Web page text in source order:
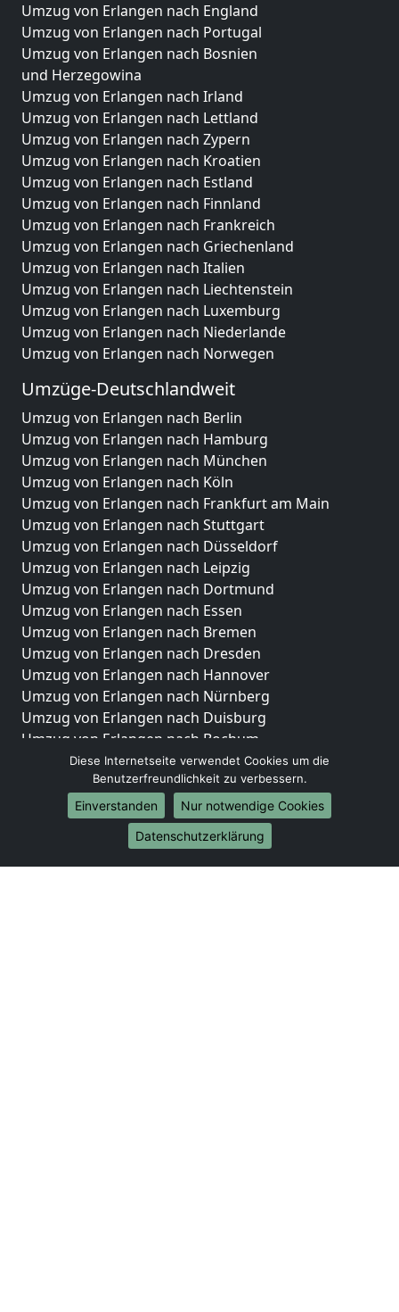
Umzug von Erlangen nach England
Umzug von Erlangen nach Portugal
Umzug von Erlangen nach Bosnien
und Herzegowina
Umzug von Erlangen nach Irland
Umzug von Erlangen nach Lettland
Umzug von Erlangen nach Zypern
Umzug von Erlangen nach Kroatien
Umzug von Erlangen nach Estland
Umzug von Erlangen nach Finnland
Umzug von Erlangen nach Frankreich
Umzug von Erlangen nach Griechenland
Umzug von Erlangen nach Italien
Umzug von Erlangen nach Liechtenstein
Umzug von Erlangen nach Luxemburg
Umzug von Erlangen nach Niederlande
Umzug von Erlangen nach Norwegen
Umzüge-Deutschlandweit
Umzug von Erlangen nach Berlin
Umzug von Erlangen nach Hamburg
Umzug von Erlangen nach München
Umzug von Erlangen nach Köln
Umzug von Erlangen nach Frankfurt am Main
Umzug von Erlangen nach Stuttgart
Umzug von Erlangen nach Düsseldorf
Umzug von Erlangen nach Leipzig
Umzug von Erlangen nach Dortmund
Umzug von Erlangen nach Essen
Umzug von Erlangen nach Bremen
Umzug von Erlangen nach Dresden
Umzug von Erlangen nach Hannover
Umzug von Erlangen nach Nürnberg
Umzug von Erlangen nach Duisburg
Umzug von Erlangen nach Bochum
Umzug von Erlangen nach Wuppertal
Umzug von Erlangen nach Bielefeld
Umzug von Erlangen nach Bonn
Umzug von Erlangen nach Münster
Diese Internetseite verwendet Cookies um die
Benutzerfreundlichkeit zu verbessern.
Einverstanden
Nur notwendige Cookies
Datenschutzerklärung